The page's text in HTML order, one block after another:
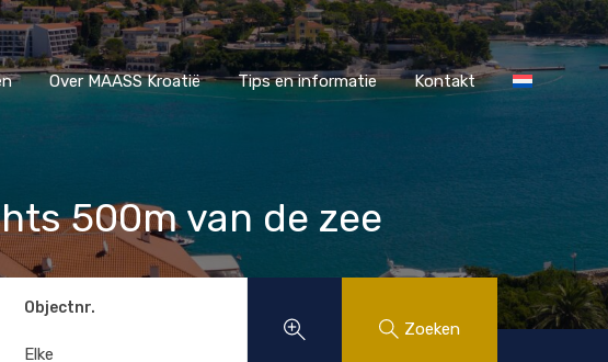
Over MAASS Kroatië Tips en informatie Kontakt
Over MAASS Kroatië Tips en informatie Kontakt
500m van de zee
Objectnr.
Zoeken